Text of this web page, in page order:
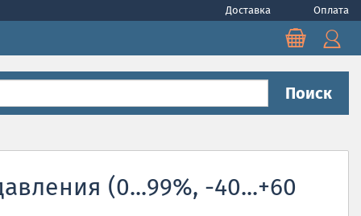
Доставка Оплата
Поиск
(0...99%, -40...+60